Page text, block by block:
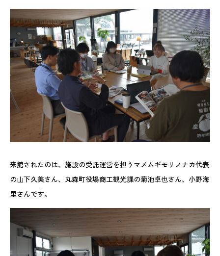
来館されたのは、施設の受託運営を担うマメムギモリノナカ代表
の山下久美さん、丸森町役場商工観光課の菊池卓也さん、小野海
里さんです。